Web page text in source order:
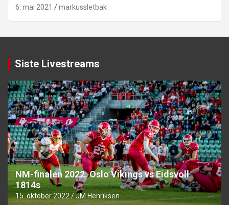
6. mai 2021 markussletbak
Siste Livestreams
NM-finalen 2022: Oslo Vikings vs Eidsvoll
1814s
15. oktober 2022 JM Henriksen